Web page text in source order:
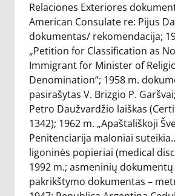
Relaciones Exteriores
American Consulate re: Pijus
dokumentas/ rekomendacija;
„Petition for Classification as
Immigrant for Minister of
Denomination“; 1958 m.
pasirašytas V. Brizgio P.
Petro Daužvardžio laiškas
1342); 1962 m. „Apaštališkoji
Penitenciarija maloniai
ligoninės popieriai (medical
1992 m.; asmeninių dokumentų
pakrikštymo dokumentas –